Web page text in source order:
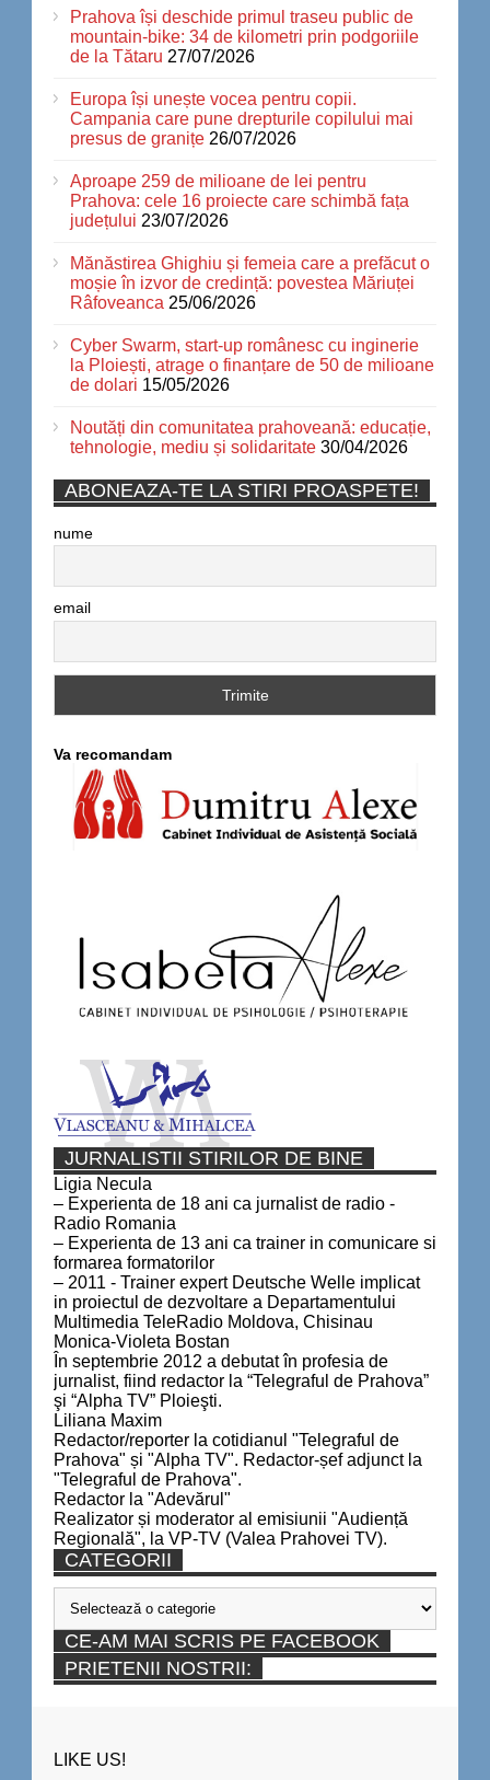
Prahova își deschide primul traseu public de
mountain-bike: 34 de kilometri prin podgoriile
de la Tătaru 27/07/2026
Europa își unește vocea pentru copii.
Campania care pune drepturile copilului mai
presus de granițe 26/07/2026
Aproape 259 de milioane de lei pentru
Prahova: cele 16 proiecte care schimbă fața
județului 23/07/2026
Mănăstirea Ghighiu și femeia care a prefăcut o
moșie în izvor de credință: povestea Măriuței
Râfoveanca 25/06/2026
Cyber Swarm, start-up românesc cu inginerie
la Ploiești, atrage o finanțare de 50 de milioane
de dolari 15/05/2026
Noutăți din comunitatea prahoveană: educație,
tehnologie, mediu și solidaritate 30/04/2026
ABONEAZA-TE LA STIRI PROASPETE!
nume
email
Va recomandam
JURNALISTII STIRILOR DE BINE
Ligia Necula
– Experienta de 18 ani ca jurnalist de radio -
Radio Romania
– Experienta de 13 ani ca trainer in comunicare si
formarea formatorilor
– 2011 - Trainer expert Deutsche Welle implicat
in proiectul de dezvoltare a Departamentului
Multimedia TeleRadio Moldova, Chisinau
Monica-Violeta Bostan
În septembrie 2012 a debutat în profesia de
jurnalist, fiind redactor la “Telegraful de Prahova”
şi “Alpha TV” Ploieşti.
Liliana Maxim
Redactor/reporter la cotidianul "Telegraful de
Prahova" și "Alpha TV". Redactor-șef adjunct la
"Telegraful de Prahova".
Redactor la "Adevărul"
Realizator și moderator al emisiunii "Audiență
Regională", la VP-TV (Valea Prahovei TV).
CATEGORII
Categorii
CE-AM MAI SCRIS PE FACEBOOK
PRIETENII NOSTRII:
LIKE US!